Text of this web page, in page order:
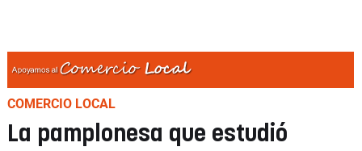
COMERCIO LOCAL
La pamplonesa que estudió